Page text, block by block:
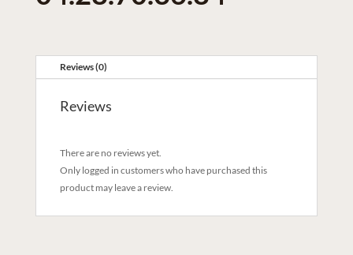
Reviews (0)
Reviews
There are no reviews yet.
Only logged in customers who have purchased this
product may leave a review.